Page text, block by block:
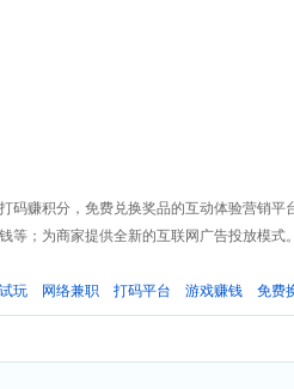
码赚积分，免费兑换奖品的互动体验营销
等；为商家提供全新的互联网广告投放模
玩 网络兼职 打码平台 游戏赚钱 免费